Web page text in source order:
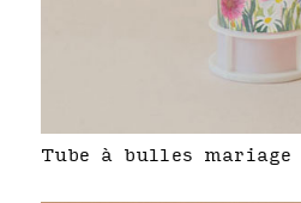
Tube à bulles mariage